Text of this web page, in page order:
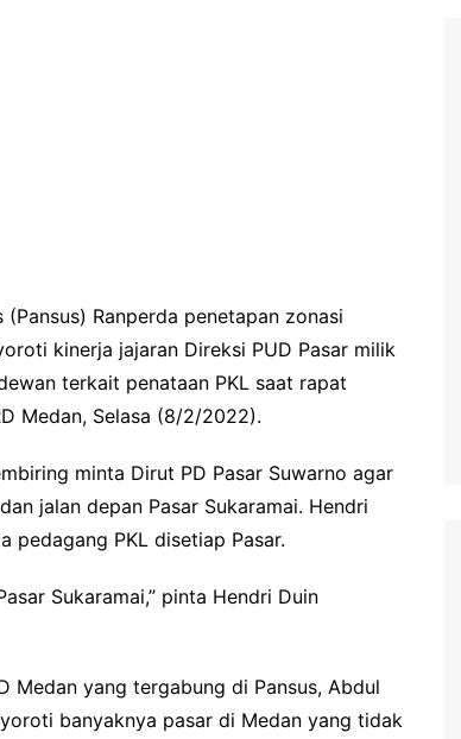
Ranperda penetapan zonasi
kinerja jajaran Direksi PUD Pasar milik
terkait penataan PKL saat rapat
Medan, Selasa (8/2/2022).
minta Dirut PD Pasar Suwarno agar
jalan depan Pasar Sukaramai. Hendri
pedagang PKL disetiap Pasar.
Sukaramai,” pinta Hendri Duin
Medan yang tergabung di Pansus, Abdul
banyaknya pasar di Medan yang tidak